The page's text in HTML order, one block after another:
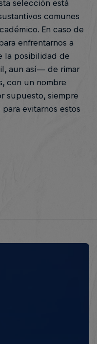
selección está
comunes
En caso de
enfrentarnos a
la posibilidad de
aun así— de rimar
con un nombre
supuesto, siempre
evitarnos estos